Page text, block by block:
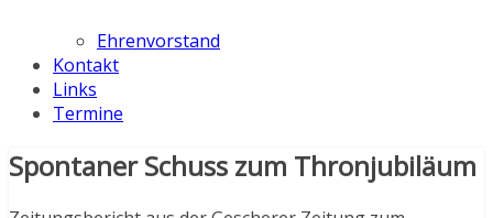
Ehrenvorstand
Kontakt
Links
Termine
Spontaner Schuss zum Thronjubiläum